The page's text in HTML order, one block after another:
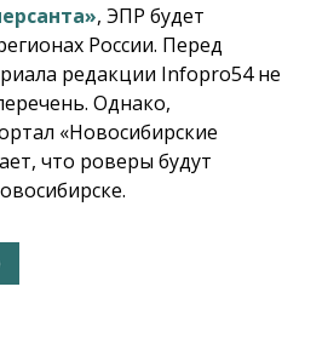
, ЭПР будет
России. Перед
редакции Infopro54 не
Однако,
«Новосибирские
что роверы будут